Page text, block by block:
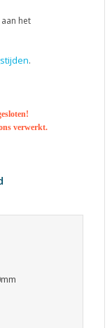
het
.
verwerkt.